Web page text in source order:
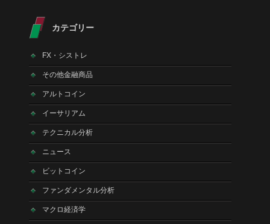
カテゴリー
FX・シストレ
その他金融商品
アルトコイン
イーサリアム
テクニカル分析
ニュース
ビットコイン
ファンダメンタル分析
マクロ経済学